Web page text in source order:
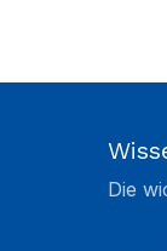
Die